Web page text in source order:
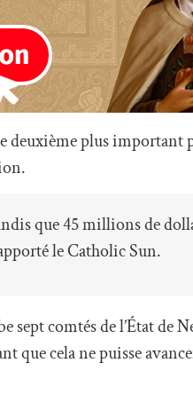
deuxième plus
que 45 millions de
le Catholic Sun.
sept comtés de l’État de
que cela ne puisse